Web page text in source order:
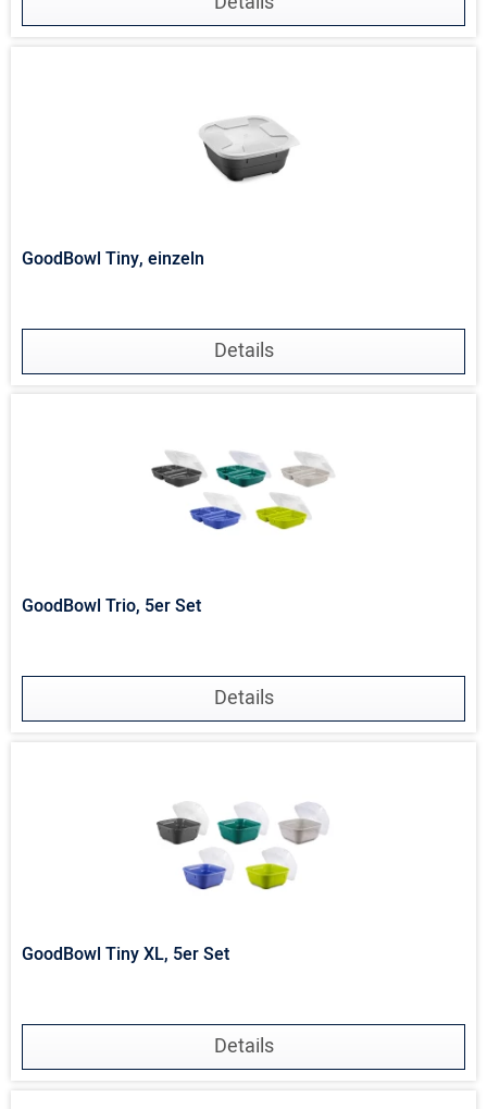
GoodBowl Tiny, einzeln
Details
GoodBowl Trio, 5er Set
Details
GoodBowl Tiny XL, 5er Set
Details